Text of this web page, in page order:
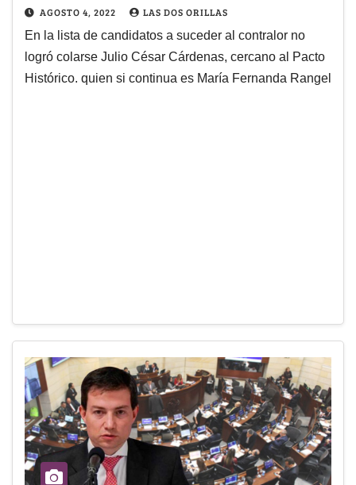
AGOSTO 4, 2022 LAS DOS ORILLAS
En la lista de candidatos a suceder al contralor no
logró colarse Julio César Cárdenas, cercano al Pacto
Histórico. quien si continua es María Fernanda Rangel